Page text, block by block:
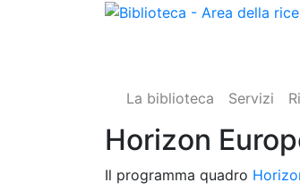
La biblioteca Servizi
Horizon
Il programma quadro